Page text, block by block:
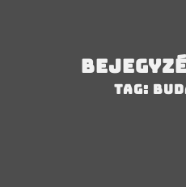
Tag: